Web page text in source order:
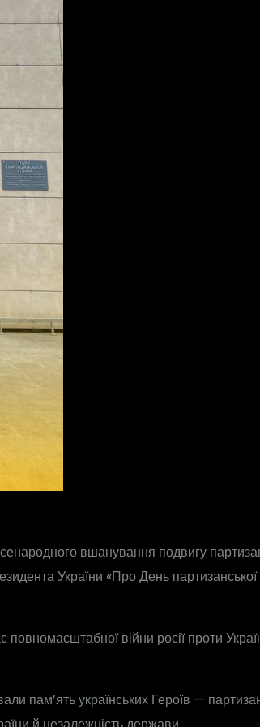
вшанування подвигу
України «Про День
повномасштабноївійни росії проти
пам’ять українських Героїв —